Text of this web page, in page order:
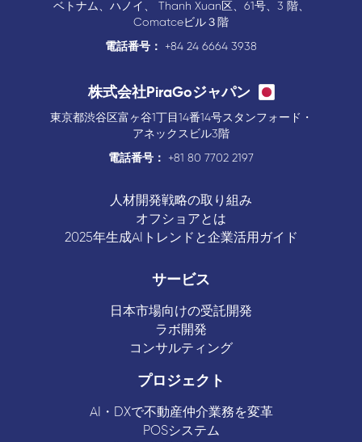
ベトナム、ハノイ、 Thanh Xuan区、61号、3 階、
Comatceビル３階
電話番号：
+84 24 6664 3938
株式会社PiraGoジャパン
東京都渋谷区富ヶ谷1丁目14番14号スタンフォード・
アネックスビル3階
電話番号：
+81 80 7702 2197
人材開発戦略の取り組み
オフショアとは
2025年生成AIトレンドと企業活用ガイド
サービス
日本市場向けの受託開発
ラボ開発
コンサルティング
プロジェクト
AI・DXで不動産仲介業務を変革
POSシステム